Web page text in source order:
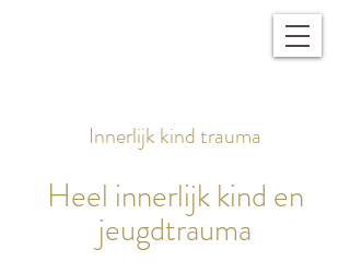
Innerlijk kind trauma
Heel innerlijk kind en
jeugdtrauma